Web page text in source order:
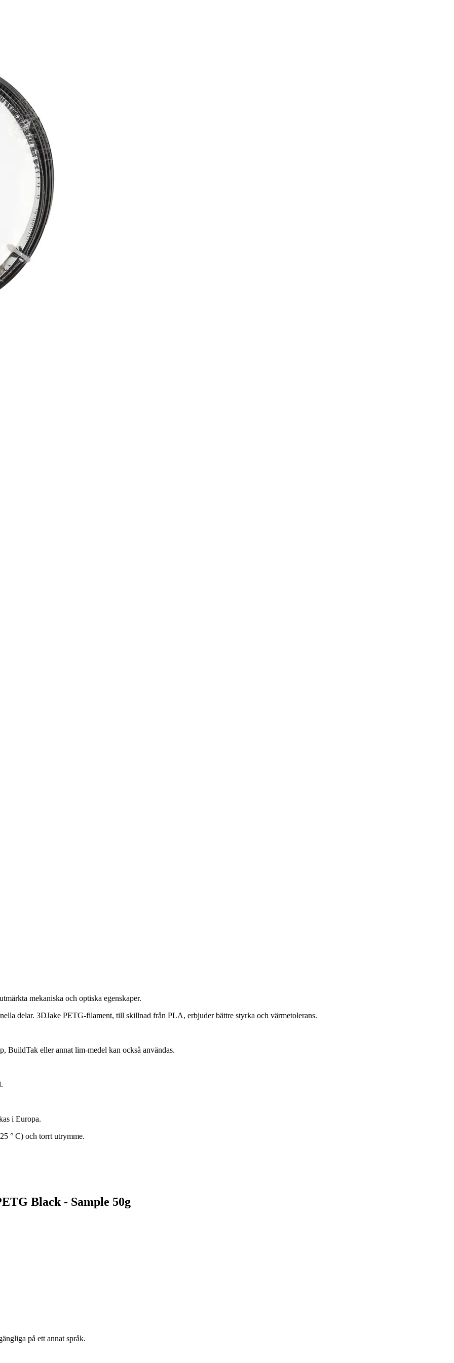
mekaniska och optiska egenskaper.
delar. 3DJake PETG-filament, till skillnad från PLA, erbjuder bättre styrka och värmetolerans.
BuildTak eller annat lim-medel kan också användas.
i Europa.
° C) och torrt utrymme.
Black - Sample 50g
på ett annat språk.